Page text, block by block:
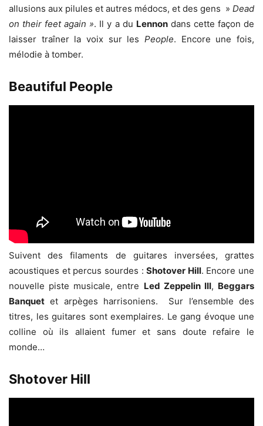
allusions aux pilules et autres médocs, et des gens » Dead
on their feet again ». Il y a du Lennondans cette façon de
laisser traîner la voix sur les People. Encore une fois,
mélodie à tomber.
Beautiful People
Suivent des filaments de guitares inversées, grattes
acoustiques et percus sourdes :Shotover Hill. Encore une
nouvelle piste musicale, entre Led Zeppelin III, Beggars
Banquet et arpèges harrisoniens. Sur l’ensemble des
titres, les guitares sont exemplaires. Le gang évoque une
colline où ils allaient fumer et sans doute refaire le
monde…
Shotover Hill